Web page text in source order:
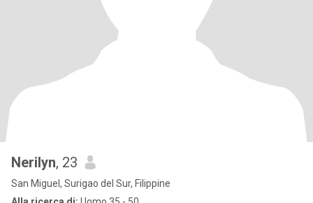
Nerilyn, 23
San Miguel, Surigao del Sur, Filippine